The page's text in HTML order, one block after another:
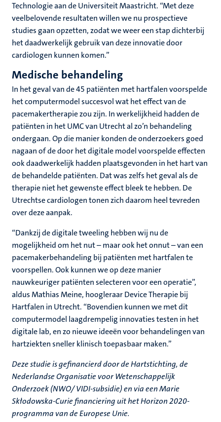
Technologie aan de Universiteit Maastricht. “Met deze
veelbelovende resultaten willen we nu prospectieve
studies gaan opzetten, zodat we weer een stap dichterbij
het daadwerkelijk gebruik van deze innovatie door
cardiologen kunnen komen.”
Medische behandeling
In het geval van de 45 patiënten met hartfalen voorspelde
het computermodel succesvol wat het effect van de
pacemakertherapie zou zijn. In werkelijkheid hadden de
patiënten in het UMC van Utrecht al zo’n behandeling
ondergaan. Op die manier konden de onderzoekers goed
nagaan of de door het digitale model voorspelde effecten
ook daadwerkelijk hadden plaatsgevonden in het hart van
de behandelde patiënten. Dat was zelfs het geval als de
therapie niet het gewenste effect bleek te hebben. De
Utrechtse cardiologen tonen zich daarom heel tevreden
over deze aanpak.
“Dankzij de digitale tweeling hebben wij nu de
mogelijkheid om het nut – maar ook het onnut – van een
pacemakerbehandeling bij patiënten met hartfalen te
voorspellen. Ook kunnen we op deze manier
nauwkeuriger patiënten selecteren voor een operatie”,
aldus Mathias Meine, hoogleraar Device Therapie bij
Hartfalen in Utrecht. “Bovendien kunnen we met dit
computermodel laagdrempelig innovaties testen in het
digitale lab, en zo nieuwe ideeën voor behandelingen van
hartziekten sneller klinisch toepasbaar maken.”
Deze studie is gefinancierd door de Hartstichting, de
Nederlandse Organisatie voor Wetenschappelijk
Onderzoek (NWO/ VIDI-subsidie) en via een Marie
Skłodowska-Curie financiering uit het Horizon 2020-
programma van de Europese Unie.